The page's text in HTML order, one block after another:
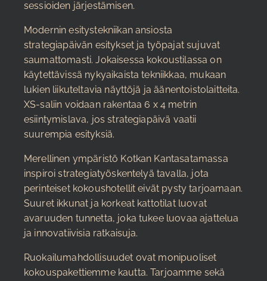
sessioiden järjestämisen.
Modernin esitystekniikan ansiosta
strategiapäivän esitykset ja työpajat sujuvat
saumattomasti. Jokaisessa kokoustilassa on
käytettävissä nykyaikaista tekniikkaa, mukaan
lukien liikuteltavia näyttöjä ja äänentoistolaitteita.
XS-saliin voidaan rakentaa 6 x 4 metrin
esiintymislava, jos strategiapäivä vaatii
suurempia esityksiä.
Merellinen ympäristö Kotkan Kantasatamassa
inspiroi strategiatyöskentelyä tavalla, jota
perinteiset kokoushotellit eivät pysty tarjoamaan.
Suuret ikkunat ja korkeat kattotilat luovat
avaruuden tunnetta, joka tukee luovaa ajattelua
ja innovatiivisia ratkaisuja.
Ruokailumahdollisuudet ovat monipuoliset
kokouspakettiemme kautta. Tarjoamme sekä